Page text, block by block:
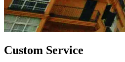
Custom Service